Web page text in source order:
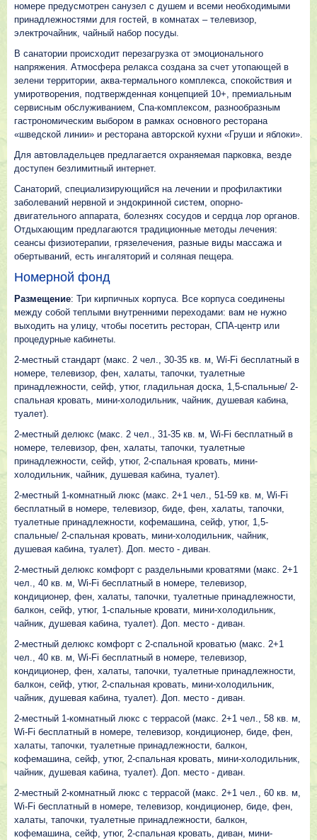
номере предусмотрен санузел с душем и всеми необходимыми
принадлежностями для гостей, в комнатах – телевизор,
электрочайник, чайный набор посуды.
В санатории происходит перезагрузка от эмоционального
напряжения. Атмосфера релакса создана за счет утопающей в
зелени территории, аква-термального комплекса, спокойствия и
умиротворения, подтвержденная концепцией 10+, премиальным
сервисным обслуживанием, Спа-комплексом, разнообразным
гастрономическим выбором в рамках основного ресторана
«шведской линии» и ресторана авторской кухни «Груши и яблоки».
Для автовладельцев предлагается охраняемая парковка, везде
доступен безлимитный интернет.
Санаторий, специализирующийся на лечении и профилактики
заболеваний нервной и эндокринной систем, опорно-
двигательного аппарата, болезнях сосудов и сердца лор органов.
Отдыхающим предлагаются традиционные методы лечения:
сеансы физиотерапии, грязелечения, разные виды массажа и
обертываний, есть ингаляторий и соляная пещера.
Номерной фонд
Размещение: Три кирпичных корпуса. Все корпуса соединены
между собой теплыми внутренними переходами: вам не нужно
выходить на улицу, чтобы посетить ресторан, СПА-центр или
процедурные кабинеты.
2-местный стандарт (макс. 2 чел., 30-35 кв. м, Wi-Fi бесплатный в
номере, телевизор, фен, халаты, тапочки, туалетные
принадлежности, сейф, утюг, гладильная доска, 1,5-спальные/ 2-
спальная кровать, мини-холодильник, чайник, душевая кабина,
туалет).
2-местный делюкс (макс. 2 чел., 31-35 кв. м, Wi-Fi бесплатный в
номере, телевизор, фен, халаты, тапочки, туалетные
принадлежности, сейф, утюг, 2-спальная кровать, мини-
холодильник, чайник, душевая кабина, туалет).
2-местный 1-комнатный люкс (макс. 2+1 чел., 51-59 кв. м, Wi-Fi
бесплатный в номере, телевизор, биде, фен, халаты, тапочки,
туалетные принадлежности, кофемашина, сейф, утюг, 1,5-
спальные/ 2-спальная кровать, мини-холодильник, чайник,
душевая кабина, туалет). Доп. место - диван.
2-местный делюкс комфорт с раздельными кроватями (макс. 2+1
чел., 40 кв. м, Wi-Fi бесплатный в номере, телевизор,
кондиционер, фен, халаты, тапочки, туалетные принадлежности,
балкон, сейф, утюг, 1-спальные кровати, мини-холодильник,
чайник, душевая кабина, туалет). Доп. место - диван.
2-местный делюкс комфорт с 2-спальной кроватью (макс. 2+1
чел., 40 кв. м, Wi-Fi бесплатный в номере, телевизор,
кондиционер, фен, халаты, тапочки, туалетные принадлежности,
балкон, сейф, утюг, 2-спальная кровать, мини-холодильник,
чайник, душевая кабина, туалет). Доп. место - диван.
2-местный 1-комнатный люкс с террасой (макс. 2+1 чел., 58 кв. м,
Wi-Fi бесплатный в номере, телевизор, кондиционер, биде, фен,
халаты, тапочки, туалетные принадлежности, балкон,
кофемашина, сейф, утюг, 2-спальная кровать, мини-холодильник,
чайник, душевая кабина, туалет). Доп. место - диван.
2-местный 2-комнатный люкс с террасой (макс. 2+1 чел., 60 кв. м,
Wi-Fi бесплатный в номере, телевизор, кондиционер, биде, фен,
халаты, тапочки, туалетные принадлежности, балкон,
кофемашина, сейф, утюг, 2-спальная кровать, диван, мини-